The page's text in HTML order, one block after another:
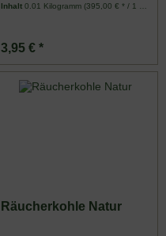
Inhalt0.01 Kilogramm (395,00 € * / 1 Kilogramm)
3,95 € *
Räucherkohle Natur